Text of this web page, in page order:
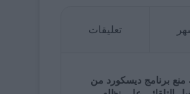
تعليقات
منع برنامج ديسكورد من